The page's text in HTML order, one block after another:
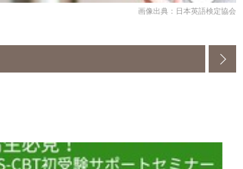
画像出典：日本英語検定協会